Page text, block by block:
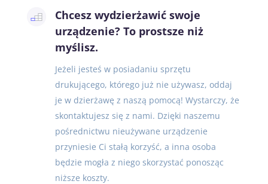
Chcesz wydzierżawić swoje
urządzenie? To prostsze niż
myślisz.
Jeżeli jesteś w posiadaniu sprzętu
drukującego, którego już nie używasz, oddaj
je w dzierżawę z naszą pomocą! Wystarczy, że
skontaktujesz się z nami. Dzięki naszemu
pośrednictwu nieużywane urządzenie
przyniesie Ci stałą korzyść, a inna osoba
będzie mogła z niego skorzystać ponosząc
niższe koszty.